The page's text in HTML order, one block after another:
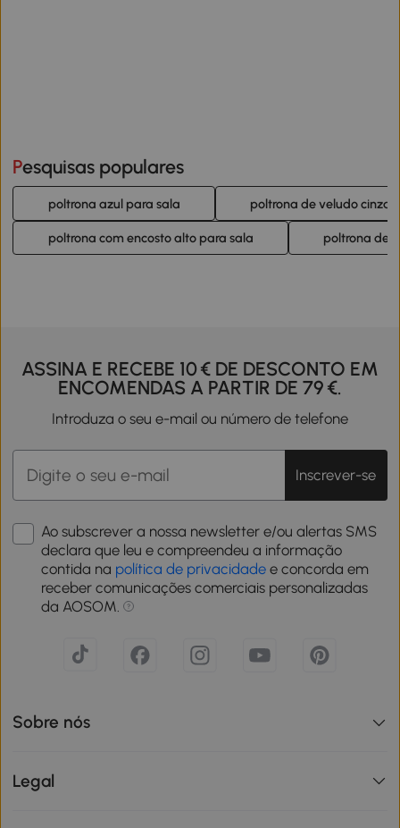
Pesquisas populares
poltrona azul para sala poltrona de veludo cinza
poltrona com encosto alto para sala poltrona de
ASSINA E RECEBE 10 € DE DESCONTO EM
ENCOMENDAS A PARTIR DE 79 €.
Introduza o seu e-mail ou número de telefone
Inscrever-se
Ao subscrever a nossa newsletter e/ou alertas SMS
declara que leu e compreendeu a informação
contida na política de privacidade e concorda em
receber comunicações comerciais personalizadas
da AOSOM.
Sobre nós
Legal